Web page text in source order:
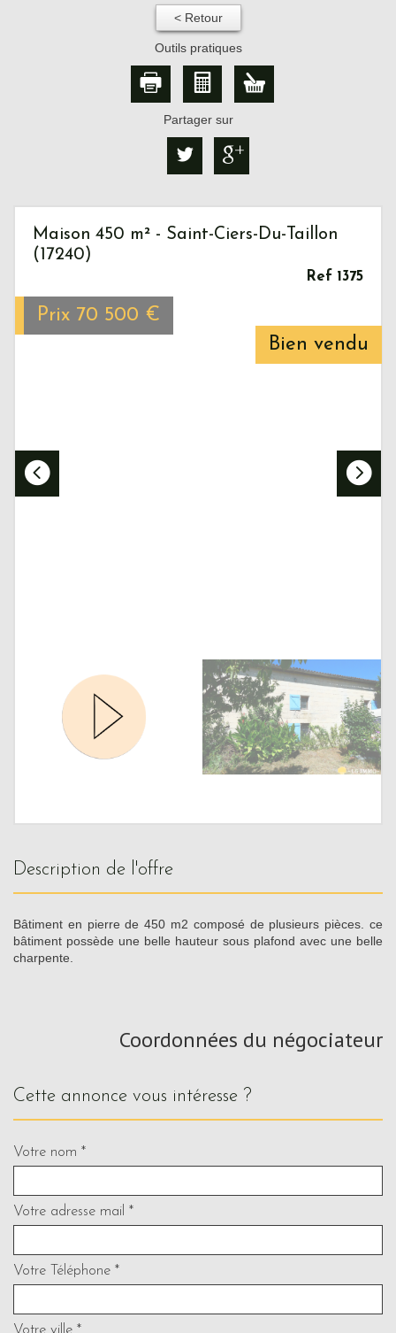
< Retour
Outils pratiques
Partager sur
Bien vendu
Maison 450 m² - Saint-Ciers-Du-Taillon
(17240)
Ref 1375
Prix 70 500 €
description de l'offre
Bâtiment en pierre de 450 m2 composé de plusieurs pièces. ce
bâtiment possède une belle hauteur sous plafond avec une belle
charpente.
Coordonnées du négociateur
cette annonce vous intéresse ?
Votre nom *
Votre adresse mail *
Votre Téléphone *
Votre ville *